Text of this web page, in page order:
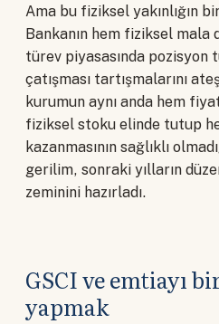
Ama bu fiziksel yakınlığın
Bankanın hem fiziksel mala
türev piyasasında pozisyon
çatışması tartışmalarını
kurumun aynı anda hem
fiziksel stoku elinde tutup
kazanmasının sağlıklı
gerilim, sonraki yılların
zeminini hazırladı.
GSCI ve emtiayı
yapmak